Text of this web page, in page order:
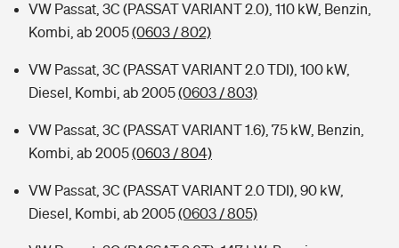
VW Passat, 3C (PASSAT VARIANT 2.0), 110 kW, Benzin,
Kombi, ab 2005(0603 / 802)
VW Passat, 3C (PASSAT VARIANT 2.0 TDI), 100 kW,
Diesel, Kombi, ab 2005(0603 / 803)
VW Passat, 3C (PASSAT VARIANT 1.6), 75 kW, Benzin,
Kombi, ab 2005(0603 / 804)
VW Passat, 3C (PASSAT VARIANT 2.0 TDI), 90 kW,
Diesel, Kombi, ab 2005(0603 / 805)